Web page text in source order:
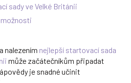
sady ve Velké Británii
možnosti
nalezením nejlepší startovací sada
může začátečníkům připadat
je snadné učinit